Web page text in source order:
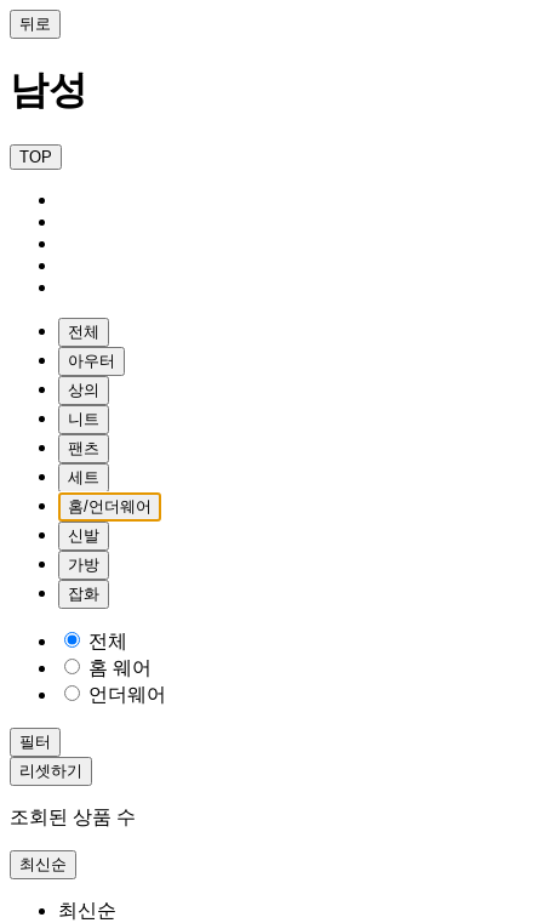
뒤로
남성
TOP
전체
아우터
상의
니트
팬츠
세트
홈/언더웨어
신발
가방
잡화
전체
홈 웨어
언더웨어
필터
리셋하기
조회된 상품 수
최신순
최신순